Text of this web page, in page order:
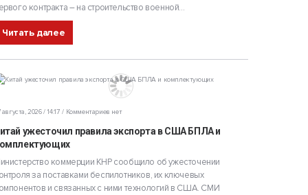
контракта – на строительство военной...
Читать далее
августа, 2026 / 14:17 Комментариев нет
ужесточил правила экспорта в США БПЛА и
коммерции КНР сообщило об ужесточении
за поставками беспилотников, их ключевых
и связанных с ними технологий в США. СМИ